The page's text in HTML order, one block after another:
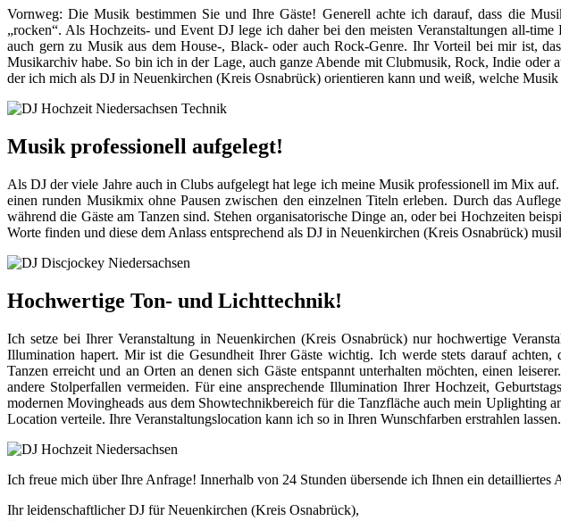
Vornweg: Die Musik bestimmen Sie und Ihre Gäste! Generell achte ich darauf, dass die
„rocken“. Als Hochzeits- und Event DJ lege ich daher bei den meisten Veranstaltungen all-
auch gern zu Musik aus dem House-, Black- oder auch Rock-Genre. Ihr Vorteil bei mir ist,
Musikarchiv habe. So bin ich in der Lage, auch ganze Abende mit Clubmusik, Rock, Indie
der ich mich als DJ in Neuenkirchen (Kreis Osnabrück) orientieren kann und weiß, welche Musik
Musik professionell aufgelegt!
Als DJ der viele Jahre auch in Clubs aufgelegt hat lege ich meine Musik professionell im Mix
einen runden Musikmix ohne Pausen zwischen den einzelnen Titeln erleben. Durch das
während die Gäste am Tanzen sind. Stehen organisatorische Dinge an, oder bei Hochzeiten
Worte finden und diese dem Anlass entsprechend als DJ in Neuenkirchen (Kreis Osnabrück)
Hochwertige Ton- und Lichttechnik!
Ich setze bei Ihrer Veranstaltung in Neuenkirchen (Kreis Osnabrück) nur hochwertige
Illumination hapert. Mir ist die Gesundheit Ihrer Gäste wichtig. Ich werde stets darauf achten,
Tanzen erreicht und an Orten an denen sich Gäste entspannt unterhalten möchten, einen
andere Stolperfallen vermeiden. Für eine ansprechende Illumination Ihrer Hochzeit,
modernen Movingheads aus dem Showtechnikbereich für die Tanzfläche auch mein
Location verteile. Ihre Veranstaltungslocation kann ich so in Ihren Wunschfarben erstrahlen lassen.
Ich freue mich über Ihre Anfrage! Innerhalb von 24 Stunden übersende ich Ihnen ein
Ihr leidenschaftlicher DJ für Neuenkirchen (Kreis Osnabrück),